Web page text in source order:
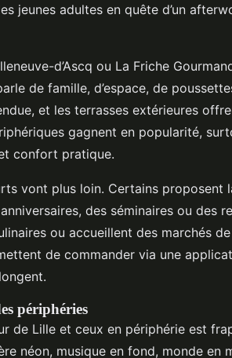
jeunes adultes en quête d’un
d’Ascq ou La Friche
de famille, d’espace, de
et les terrasses extérieures
gagnent en popularité,
confort pratique.
vont plus loin. Certains proposent
des séminaires ou des
ou accueillent des marchés
de commander via une
périphéries
de Lille et ceux en périphérie est
néon, musique en fond, monde en